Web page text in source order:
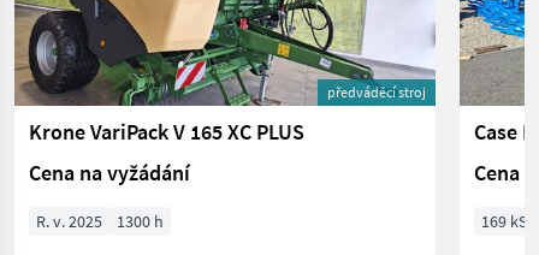
předváděcí stroj
Krone VariPack V 165 XC PLUS
Cena na vyžádání
R. v. 2025 1300 h
Case
Cena
169 kS/